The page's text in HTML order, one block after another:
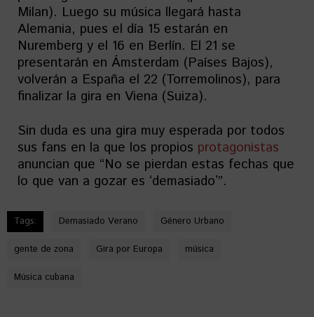
Milan). Luego su música llegará hasta
Alemania, pues el día 15 estarán en
Nuremberg y el 16 en Berlín. El 21 se
presentarán en Ámsterdam (Países Bajos),
volverán a España el 22 (Torremolinos), para
finalizar la gira en Viena (Suiza).
Sin duda es una gira muy esperada por todos
sus fans en la que los propios protagonistas
anuncian que “No se pierdan estas fechas que
lo que van a gozar es ʻdemasiadoʼ”.
Tags: Demasiado Verano Género Urbano
gente de zona Gira por Europa música
Música cubana